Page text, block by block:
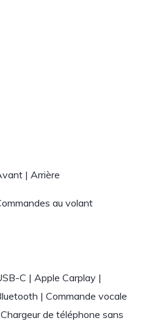
| Arrière
au volant
C | Apple Carplay |
| Commande vocale
de téléphone sans